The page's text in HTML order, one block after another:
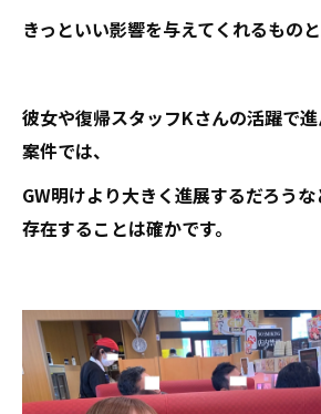
きっといい影響を与えてくれるものと
彼女や復帰スタッフKさんの活躍で
案件では、
GW明けより大きく進展するだろう
存在することは確かです。